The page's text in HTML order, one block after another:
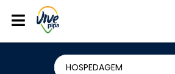
HOSPEDAGEM